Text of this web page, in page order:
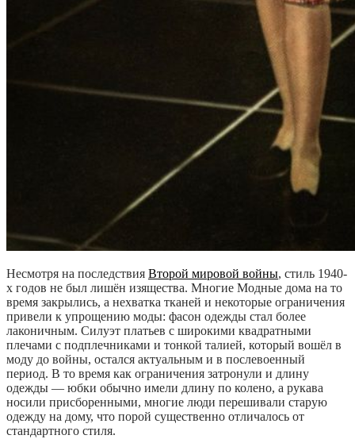
Несмотря на последствия Второй мировой войны, стиль 1940-
х годов не был лишён изящества. Многие Модные дома на то
время закрылись, а нехватка тканей и некоторые ограничения
привели к упрощению моды: фасон одежды стал более
лаконичным. Силуэт платьев с широкими квадратными
плечами с подплечниками и тонкой талией, который вошёл в
моду до войны, остался актуальным и в послевоенный
период. В то время как ограничения затронули и длину
одежды — юбки обычно имели длину по колено, а рукава
носили присборенными, многие люди перешивали старую
одежду на дому, что порой существенно отличалось от
стандартного стиля.